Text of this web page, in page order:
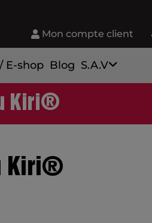
Mon compte client
E-shop Blog S.A.V
Kiri®
Kiri®